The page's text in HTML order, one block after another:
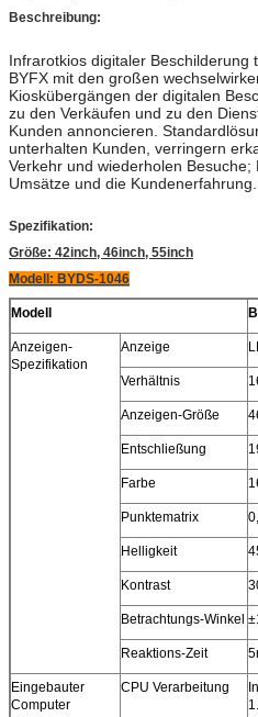
Beschreibung:
Infrarotkios digitaler
BYFX mit den großen
Kioskübergängen der digitalen
zu den Verkäufen und zu den
Kunden annoncieren.
unterhalten Kunden, verringern
Verkehr und wiederholen
Umsätze und die Kundenerfahrung.
Spezifikation:
Größe: 42inch, 46inch, 55inch
Modell: BYDS-1046
Modell
Anzeigen-
Spezifikation
Anzeige
Verhältnis
Anzeigen-Größe
Entschließung
Farbe
Punktematrix
Helligkeit
Kontrast
Betrachtungs-Winkel
Reaktions-Zeit
Eingebauter
Computer
CPU Verarbeitung